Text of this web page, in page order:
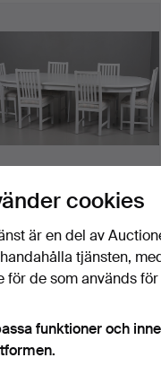
MATSALSMÖBEL. 10 delar.
Stockhol…
30 okt 2025
bud
1 477 USD
cookies
är en del av
tjänsten,
för de som används för
funktioner och